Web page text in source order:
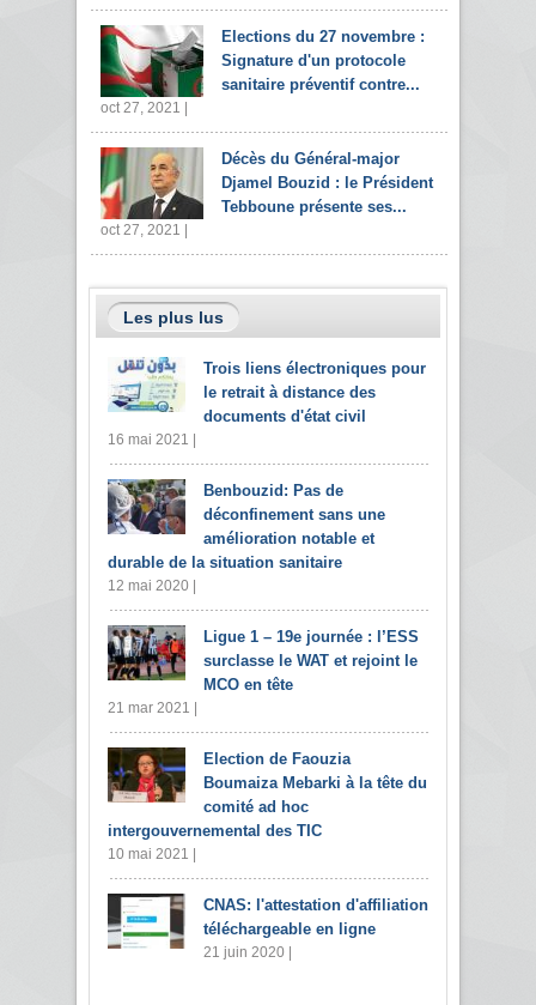
Elections du 27 novembre :
Signature d'un protocole
sanitaire préventif contre...
oct 27, 2021 |
Décès du Général-major
Djamel Bouzid : le Président
Tebboune présente ses...
oct 27, 2021 |
Les plus lus
Trois liens électroniques pour
le retrait à distance des
documents d'état civil
16 mai 2021 |
Benbouzid: Pas de
déconfinement sans une
amélioration notable et
durable de la situation sanitaire
12 mai 2020 |
Ligue 1 – 19e journée : l’ESS
surclasse le WAT et rejoint le
MCO en tête
21 mar 2021 |
Election de Faouzia
Boumaiza Mebarki à la tête du
comité ad hoc
intergouvernemental des TIC
10 mai 2021 |
CNAS: l'attestation d'affiliation
téléchargeable en ligne
21 juin 2020 |